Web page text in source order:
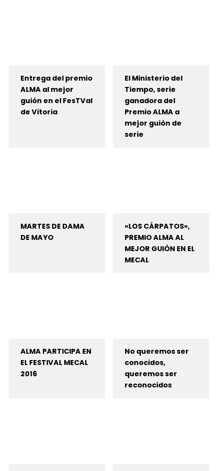
Entrega del premio
ALMA al mejor
guión en el FesTVal
de Vitoria
El Ministerio del
Tiempo, serie
ganadora del
Premio ALMA a
mejor guión de
serie
MARTES DE DAMA
DE MAYO
«LOS CÁRPATOS»,
PREMIO ALMA AL
MEJOR GUIÓN EN EL
MECAL
ALMA PARTICIPA EN
EL FESTIVAL MECAL
2016
No queremos ser
conocidos,
queremos ser
reconocidos